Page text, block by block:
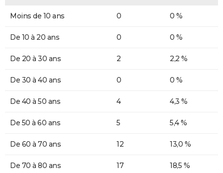
Moins de 10 ans 0 0 %
De 10 à 20 ans 0 0 %
De 20 à 30 ans 2 2,2 %
De 30 à 40 ans 0 0 %
De 40 à 50 ans 4 4,3 %
De 50 à 60 ans 5 5,4 %
De 60 à 70 ans 12 13,0 %
De 70 à 80 ans 17 18,5 %